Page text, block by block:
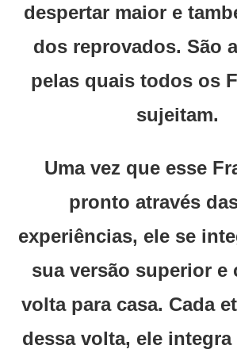
despertar maior e
dos reprovados. São
pelas quais todos os
sujeitam.
Uma vez que esse
pronto através
experiências, ele se
sua versão superior e
volta para casa. Cada
dessa volta, ele